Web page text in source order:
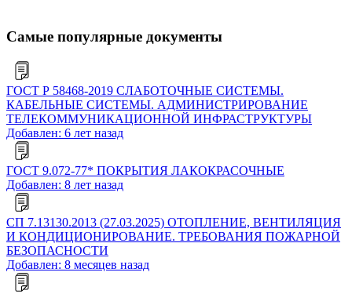
Самые популярные документы
ГОСТ Р 58468-2019 СЛАБОТОЧНЫЕ СИСТЕМЫ.
КАБЕЛЬНЫЕ СИСТЕМЫ. АДМИНИСТРИРОВАНИЕ
ТЕЛЕКОММУНИКАЦИОННОЙ ИНФРАСТРУКТУРЫ
Добавлен: 6 лет назад
ГОСТ 9.072-77* ПОКРЫТИЯ ЛАКОКРАСОЧНЫЕ
Добавлен: 8 лет назад
СП 7.13130.2013 (27.03.2025) ОТОПЛЕНИЕ, ВЕНТИЛЯЦИЯ
И КОНДИЦИОНИРОВАНИЕ. ТРЕБОВАНИЯ ПОЖАРНОЙ
БЕЗОПАСНОСТИ
Добавлен: 8 месяцев назад